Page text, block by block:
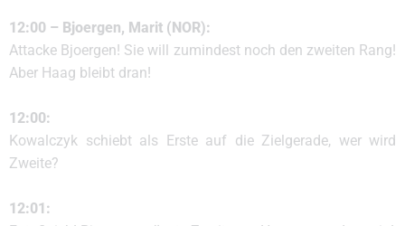
12:00 – Bjoergen, Marit (NOR):
Attacke Bjoergen! Sie will zumindest noch den zweiten Rang!
Aber Haag bleibt dran!
12:00:
Kowalczyk schiebt als Erste auf die Zielgerade, wer wird
Zweite?
12:01: